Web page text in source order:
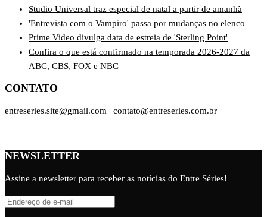
Studio Universal traz especial de natal a partir de amanhã
'Entrevista com o Vampiro' passa por mudanças no elenco
Prime Video divulga data de estreia de 'Sterling Point'
Confira o que está confirmado na temporada 2026-2027 da
ABC, CBS, FOX e NBC
CONTATO
entreseries.site@gmail.com | contato@entreseries.com.br
NEWSLETTER
Assine a newsletter para receber as notícias do Entre Séries!
Endereço